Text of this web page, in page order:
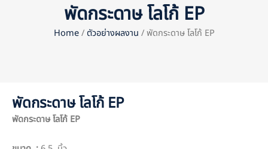
พัดกระดาษ โลโก้ EP
Home/ ตัวอย่างผลงาน / พัดกระดาษ โลโก้ EP
พัดกระดาษ โลโก้ EP
พัดกระดาษ โลโก้ EP